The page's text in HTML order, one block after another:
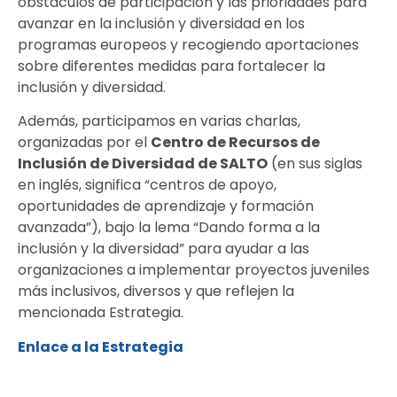
avanzar en la inclusión y diversidad en los
programas europeos y recogiendo aportaciones
sobre diferentes medidas para fortalecer la
inclusión y diversidad.
Además, participamos en varias charlas,
organizadas por el Centro de Recursos de
Inclusión de Diversidad de SALTO (en sus siglas
en inglés, significa “centros de apoyo,
oportunidades de aprendizaje y formación
avanzada”), bajo la lema “Dando forma a la
inclusión y la diversidad” para ayudar a las
organizaciones a implementar proyectos juveniles
más inclusivos, diversos y que reflejen la
mencionada Estrategia.
Enlace a la Estrategia